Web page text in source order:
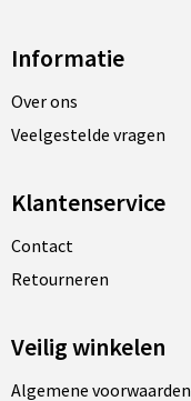
Informatie
Over ons
Veelgestelde vragen
Klantenservice
Contact
Retourneren
Veilig winkelen
Algemene voorwaarden